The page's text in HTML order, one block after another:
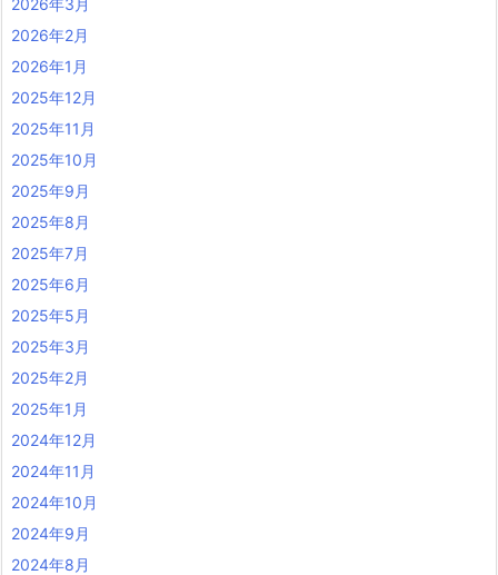
2026年3月
2026年2月
2026年1月
2025年12月
2025年11月
2025年10月
2025年9月
2025年8月
2025年7月
2025年6月
2025年5月
2025年3月
2025年2月
2025年1月
2024年12月
2024年11月
2024年10月
2024年9月
2024年8月